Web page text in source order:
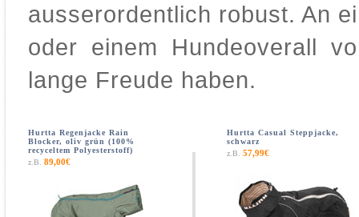
ausserordentlich robust. An
oder einem Hundeoverall
lange Freude haben.
Hurtta Regenjacke Rain
Blocker, oliv grün (100%
recyceltem Polyesterstoff)
z.B. 89,00€
Hurtta Casual Steppjacke,
schwarz
z.B. 57,99€